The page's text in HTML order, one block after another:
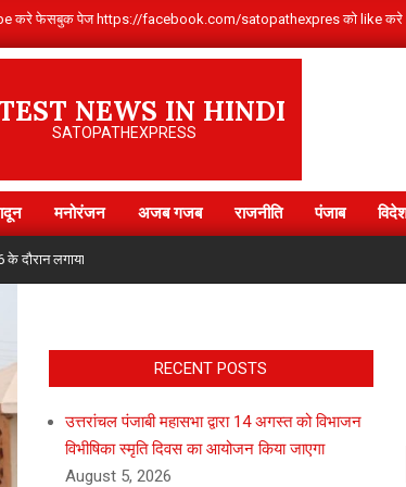
करे फेसबुक पेज https://facebook.com/satopathexpres को like
NEWS IN HINDI
SATOPATHEXPRESS
Primary
Navigation
Menu
मनोरंजन अजब गजब राजनीति पंजाब
गया जलपान शिविर
RECENT POSTS
उत्तरांचल पंजाबी महासभा द्वारा 14 अगस्त को विभाजन
विभीषिका स्मृति दिवस का आयोजन किया जाएगा
August 5, 2026